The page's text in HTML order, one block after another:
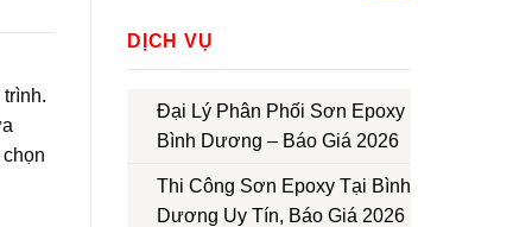
DỊCH VỤ
Đại Lý Phân Phối Sơn Epoxy
Bình Dương – Báo Giá 2026
Thi Công Sơn Epoxy Tại Bình
Dương Uy Tín, Báo Giá 2026